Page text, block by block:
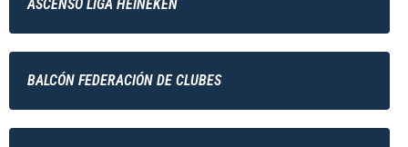
ASCENSO LIGA HEINEKEN
BALCÓN FEDERACIÓN DE CLUBES